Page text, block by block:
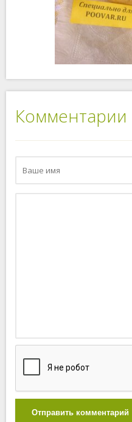
Комментарии
Отправить комментарий